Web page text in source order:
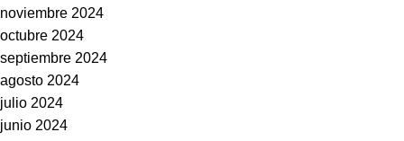
noviembre 2024
octubre 2024
septiembre 2024
agosto 2024
julio 2024
junio 2024